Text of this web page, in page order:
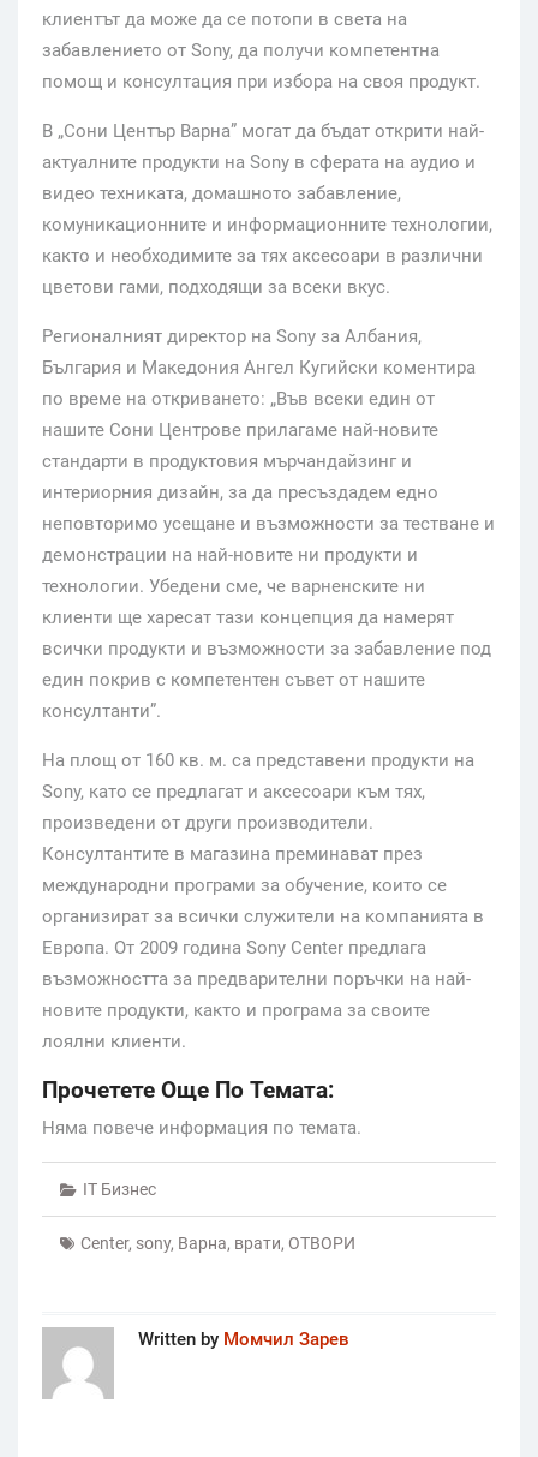
клиентът да може да се потопи в света на
забавлението от Sony, да получи компетентна
помощ и консултация при избора на своя продукт.
В „Сони Център Варна” могат да бъдат открити най-
актуалните продукти на Sony в сферата на аудио и
видео техниката, домашното забавление,
комуникационните и информационните технологии,
както и необходимите за тях аксесоари в различни
цветови гами, подходящи за всеки вкус.
Регионалният директор на Sony за Албания,
България и Македония Ангел Кугийски коментира
по време на откриването: „Във всеки един от
нашите Сони Центрове прилагаме най-новите
стандарти в продуктовия мърчандайзинг и
интериорния дизайн, за да пресъздадем едно
неповторимо усещане и възможности за тестване и
демонстрации на най-новите ни продукти и
технологии. Убедени сме, че варненските ни
клиенти ще харесат тази концепция да намерят
всички продукти и възможности за забавление под
един покрив с компетентен съвет от нашите
консултанти”.
На площ от 160 кв. м. са представени продукти на
Sony, като се предлагат и аксесоари към тях,
произведени от други производители.
Консултантите в магазина преминават през
международни програми за обучение, които се
организират за всички служители на компанията в
Европа. От 2009 година Sony Center предлага
възможността за предварителни поръчки на най-
новите продукти, както и програма за своите
лоялни клиенти.
Прочетете Още По Темата:
Няма повече информация по темата.
IT Бизнес
Center, sony, Варна, врати, ОТВОРИ
Written by Момчил Зарев